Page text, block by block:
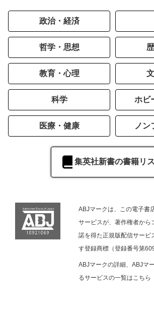
政治・経済
哲学・思想
教育・心理
科学 ホビ
医療・健康 ノン
集英社新書の書籍リ
ABJマークは、この電子書
サービスが、著作権者から
諾を得た正規版配信サービ
す登録商標（登録番号第
ABJマークの詳細、ABJマ
るサービスの一覧は こちら